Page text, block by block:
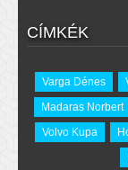
CÍMKÉK
Varga Dénes
Madaras Norbert
Volvo Kupa